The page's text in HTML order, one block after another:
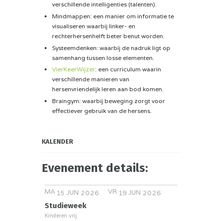
verschillende intelligenties (talenten).
Mindmappen: een manier om informatie te
visualiseren waarbij linker- en
rechterhersenhelft beter benut worden.
Systeemdenken: waarbij de nadruk ligt op
samenhang tussen losse elementen.
VierKeerWijzer: een curriculum waarin
verschillende manieren van
hersenvriendelijk leren aan bod komen.
Braingym: waarbij beweging zorgt voor
effectiever gebruik van de hersens.
KALENDER
Evenement details:
MA 15 JUN 2026 VR 19 JUN 2026
Studieweek
Kinderen vrij